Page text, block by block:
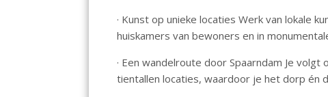
· Kunst op unieke locaties Werk van lokale
huiskamers van bewoners en in
· Een wandelroute door Spaarndam Je
tientallen locaties, waardoor je het dorp én